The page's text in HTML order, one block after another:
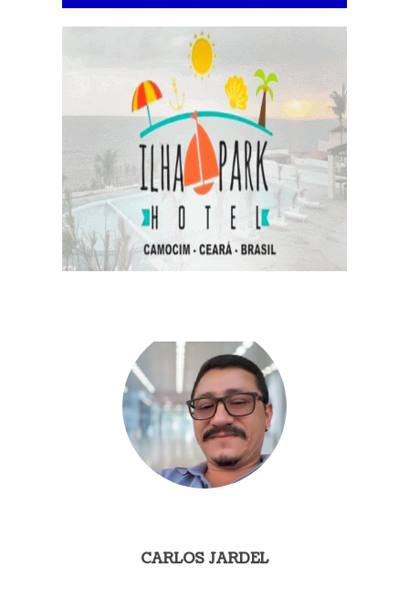
CARLOS JARDEL